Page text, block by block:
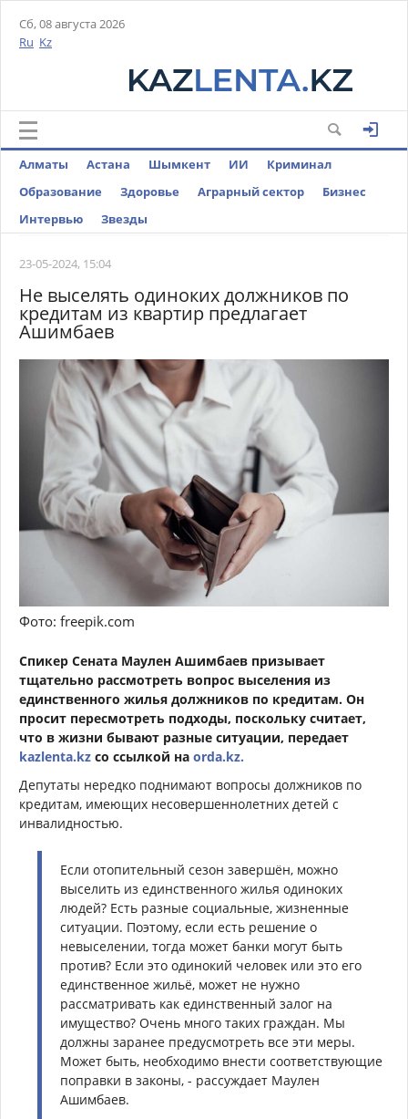
Сб, 08 августа 2026
Ru Kz
Алматы Астана Шымкент ИИ
Криминал
Образование
Здоровье Аграрный сектор
Бизнес
Интервью
Звезды
23-05-2024, 15:04
Не выселять одиноких должников по
кредитам из квартир предлагает
Ашимбаев
Фото: freepik.com
Спикер Сената Маулен Ашимбаев призывает
тщательно рассмотреть вопрос выселения из
единственного жилья должников по кредитам. Он
просит пересмотреть подходы, поскольку считает,
что в жизни бывают разные ситуации, передает
kazlenta.kz со ссылкой на orda.kz.
Депутаты нередко поднимают вопросы должников по
кредитам, имеющих несовершеннолетних детей с
инвалидностью.
Если отопительный сезон завершён, можно
выселить из единственного жилья одиноких
людей? Есть разные социальные, жизненные
ситуации. Поэтому, если есть решение о
невыселении, тогда может банки могут быть
против? Если это одинокий человек или это его
единственное жильё, может не нужно
рассматривать как единственный залог на
имущество? Очень много таких граждан. Мы
должны заранее предусмотреть все эти меры.
Может быть, необходимо внести соответствующие
поправки в законы, - рассуждает Маулен
Ашимбаев.